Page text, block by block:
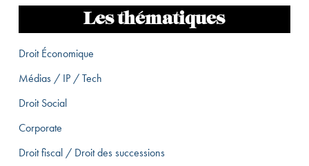
Les thématiques
Droit Économique
Médias / IP / Tech
Droit Social
Corporate
Droit fiscal / Droit des successions